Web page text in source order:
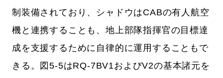
制装備されており、シャドウはCABの有人航空
機と連携することも、地上部隊指揮官の目標達
成を支援するために自律的に運用することもで
きる。図5-5はRQ-7BV1およびV2の基本諸元を